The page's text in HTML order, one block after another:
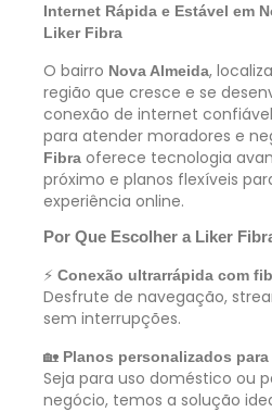
Internet Rápida e Estável em
Liker Fibra
O bairro Nova Almeida,
região que cresce e se
conexão de internet
para atender moradores e
Fibra oferece tecnologia
próximo e planos flexíveis
experiência online.
Por Que Escolher a Liker
⚡ Conexão ultrarrápida com
Desfrute de navegação,
sem interrupções.
🏡 Planos personalizados
Seja para uso doméstico ou
negócio, temos a solução